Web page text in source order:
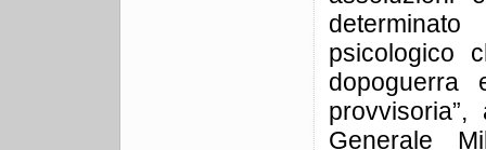
psicologico
dopoguerra
Generale